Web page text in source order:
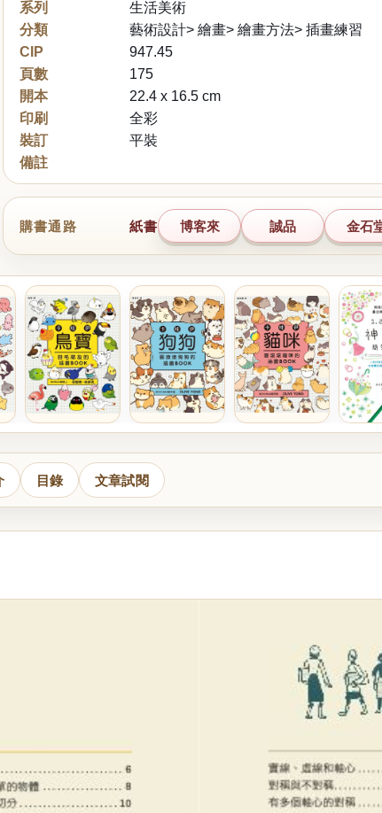
系列
生活美術
分類
藝術設計> 繪畫> 繪畫方法> 插畫練習
CIP
947.45
頁數
175
開本
22.4 x 16.5 cm
印刷
全彩
裝訂
平裝
備註
購書通路 紙書 博客來 誠品 金石
目錄 文章試閱